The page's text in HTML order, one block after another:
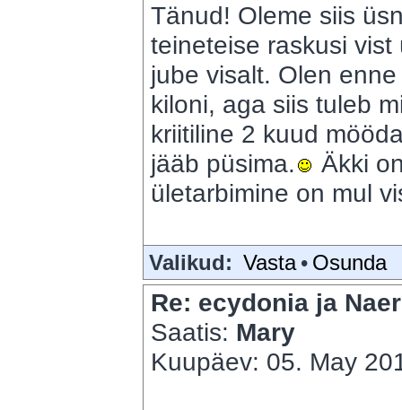
Tänud! Oleme siis
teineteise raskusi
jube visalt. Olen
kiloni, aga siis tuleb
kriitiline 2 kuud
jääb püsima.
Äkki
ületarbimine on mul
Valikud: Vasta • Osunda
Re: ecydonia ja
Saatis: Mary
Kuupäev: 05. May